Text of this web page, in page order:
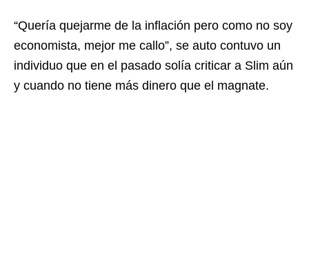
“Quería quejarme de la inflación pero como no soy
economista, mejor me callo”, se auto contuvo un
individuo que en el pasado solía criticar a Slim aún
y cuando no tiene más dinero que el magnate.